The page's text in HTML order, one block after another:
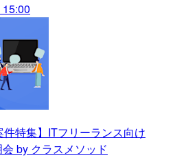
件特集】ITフリーランス向け
by クラスメソッド